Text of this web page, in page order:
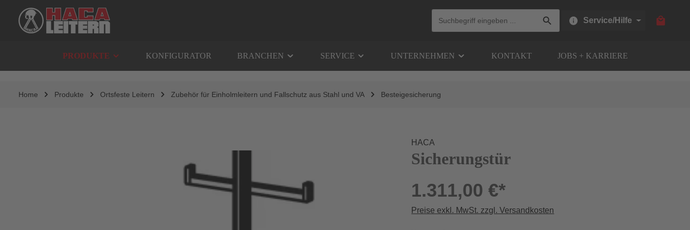
Zur Hauptnavigation springen
Service/Hilfe
PRODUKTE KONFIGURATOR BRANCHEN SERVICE UNTERNEHMEN KONTAKT JOBS + KARRIERE
Home Produkte Ortsfeste Leitern Zubehör für Einholmleitern und Fallschutz aus Stahl und VA Besteigesicherung
HACA
Sicherungstür
1.311,00 €*
Preise exkl. MwSt. zzgl. Versandkosten